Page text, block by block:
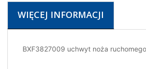
WIĘCEJ INFORMACJI
BXF3827009 uchwyt noża